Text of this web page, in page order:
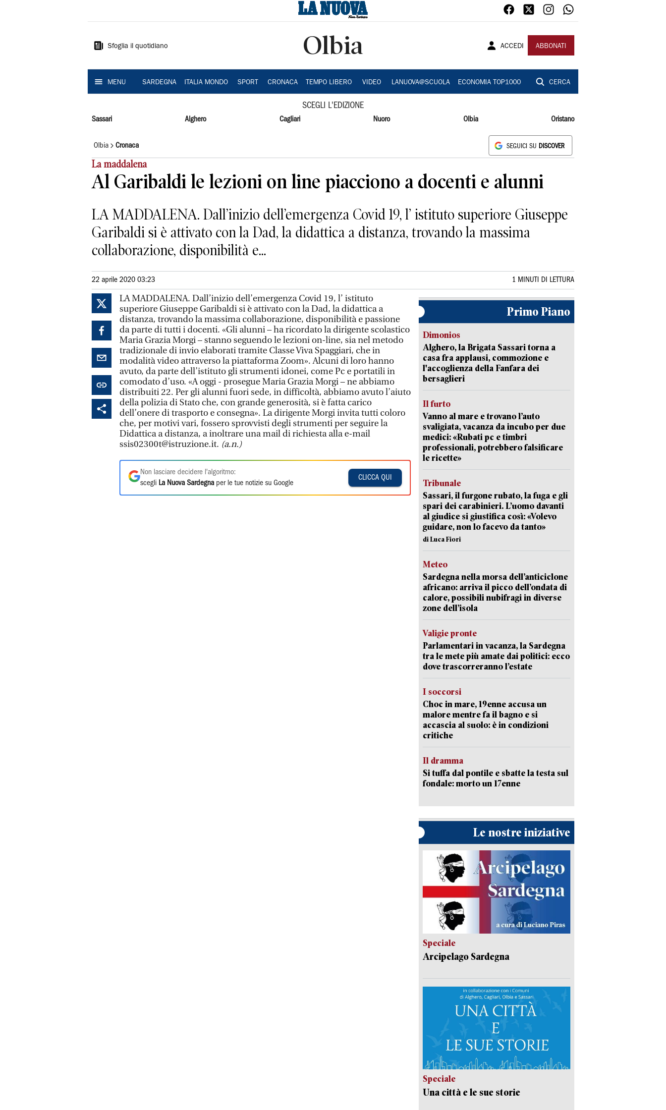
Sardegna
Sfoglia il quotidiano Olbia ACCEDI ABBONATI
MENU SARDEGNA ITALIA MONDO SPORT CRONACA TEMPO LIBERO VIDEO LANUOVA@SCUOLA ECONOMIA TOP1000 CERCA
SCEGLI L'EDIZIONE
Sassari Alghero Cagliari Nuoro Olbia Oristano
Olbia Cronaca SEGUICI SU DISCOVER
La maddalena
Al Garibaldi le lezioni on line piacciono a docenti e alunni
LA MADDALENA. Dall’inizio dell’emergenza Covid 19, l’ istituto superiore Giuseppe
Garibaldi si è attivato con la Dad, la didattica a distanza, trovando la massima
collaborazione, disponibilità e...
22 aprile 2020 03:23 1 MINUTI DI LETTURA
LA MADDALENA. Dall’inizio dell’emergenza Covid 19, l’ istituto
superiore Giuseppe Garibaldi si è attivato con la Dad, la didattica a
distanza, trovando la massima collaborazione, disponibilità e passione
da parte di tutti i docenti. «Gli alunni – ha ricordato la dirigente scolastico
Maria Grazia Morgi – stanno seguendo le lezioni on-line, sia nel metodo
tradizionale di invio elaborati tramite Classe Viva Spaggiari, che in
modalità video attraverso la piattaforma Zoom». Alcuni di loro hanno
avuto, da parte dell’istituto gli strumenti idonei, come Pc e portatili in
comodato d’uso. «A oggi - prosegue Maria Grazia Morgi – ne abbiamo
distribuiti 22. Per gli alunni fuori sede, in difficoltà, abbiamo avuto l’aiuto
della polizia di Stato che, con grande generosità, si è fatta carico
dell’onere di trasporto e consegna». La dirigente Morgi invita tutti coloro
che, per motivi vari, fossero sprovvisti degli strumenti per seguire la
Didattica a distanza, a inoltrare una mail di richiesta alla e-mail
ssis02300t@istruzione.it. (a.n.)
Non lasciare decidere l'algoritmo:
scegli La Nuova Sardegna per le tue notizie su Google
CLICCA QUI
Primo Piano
Dimonios
Alghero, la Brigata Sassari torna a
casa fra applausi, commozione e
l'accoglienza della Fanfara dei
bersaglieri
Il furto
Vanno al mare e trovano l’auto
svaligiata, vacanza da incubo per due
medici: «Rubati pc e timbri
professionali, potrebbero falsificare
le ricette»
Tribunale
Sassari, il furgone rubato, la fuga e gli
spari dei carabinieri. L’uomo davanti
al giudice si giustifica così: «Volevo
guidare, non lo facevo da tanto»
di Luca Fiori
Meteo
Sardegna nella morsa dell’anticiclone
africano: arriva il picco dell’ondata di
calore, possibili nubifragi in diverse
zone dell’isola
Valigie pronte
Parlamentari in vacanza, la Sardegna
tra le mete più amate dai politici: ecco
dove trascorreranno l’estate
I soccorsi
Choc in mare, 19enne accusa un
malore mentre fa il bagno e si
accascia al suolo: è in condizioni
critiche
Il dramma
Si tuffa dal pontile e sbatte la testa sul
fondale: morto un 17enne
Le nostre iniziative
Speciale
Arcipelago Sardegna
Speciale
Una città e le sue storie